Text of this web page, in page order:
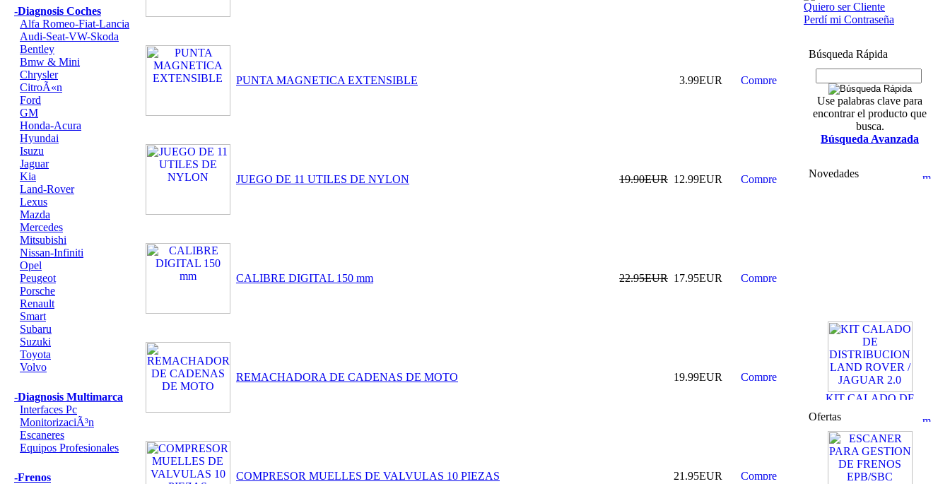
-Diagnosis Coches
Alfa Romeo-Fiat-Lancia
Audi-Seat-VW-Skoda
Bentley
Bmw & Mini
Chrysler
CitroÃ«n
Ford
GM
Honda-Acura
Hyundai
Isuzu
Jaguar
Kia
Land-Rover
Lexus
Mazda
Mercedes
Mitsubishi
Nissan-Infiniti
Opel
Peugeot
Porsche
Renault
Smart
Subaru
Suzuki
Toyota
Volvo
-Diagnosis Multimarca
Interfaces Pc
MonitorizaciÃ³n
Escaneres
Equipos Profesionales
-Frenos
PUNTA MAGNETICA EXTENSIBLE 3.99EUR
JUEGO DE 11 UTILES DE NYLON 19.90EUR 12.99EUR
CALIBRE DIGITAL 150 mm 22.95EUR 17.95EUR
REMACHADORA DE CADENAS DE MOTO 19.99EUR
COMPRESOR MUELLES DE VALVULAS 10 PIEZAS 21.95EUR
Quiero ser Cliente
Perdí mi Contraseña
Búsqueda Rápida
Use palabras clave para
encontrar el producto que
busca.
Búsqueda Avanzada
Novedades
DISTRIBUCION
LAND ROVER /
69.99EUR
59.99EUR
---------
Ofertas